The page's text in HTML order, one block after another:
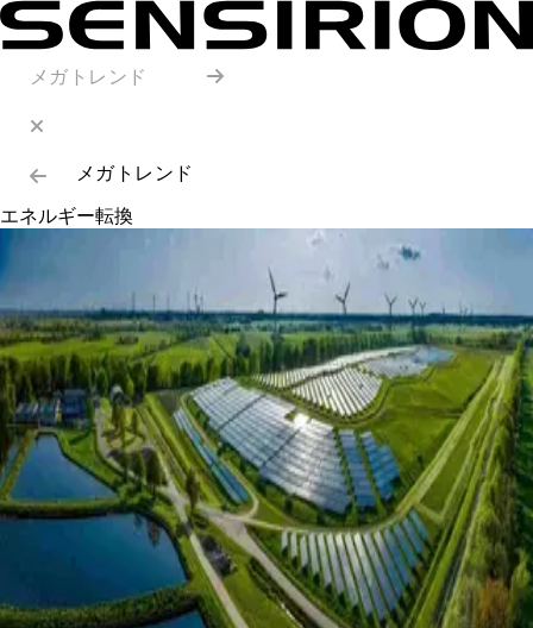
メガトレンド
メガトレンド
エネルギー転換